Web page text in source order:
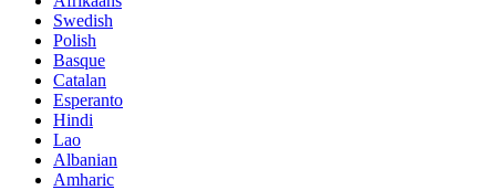
Swedish
Polish
Basque
Catalan
Esperanto
Hindi
Lao
Albanian
Amharic